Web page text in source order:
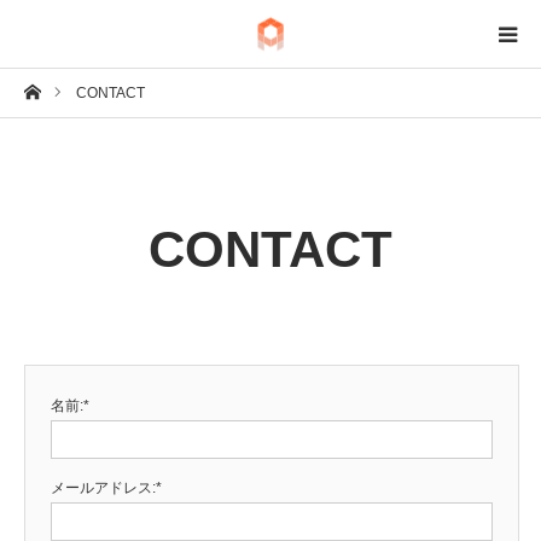
ホームCONTACT
CONTACT
名前:*
メールアドレス:*
BIM